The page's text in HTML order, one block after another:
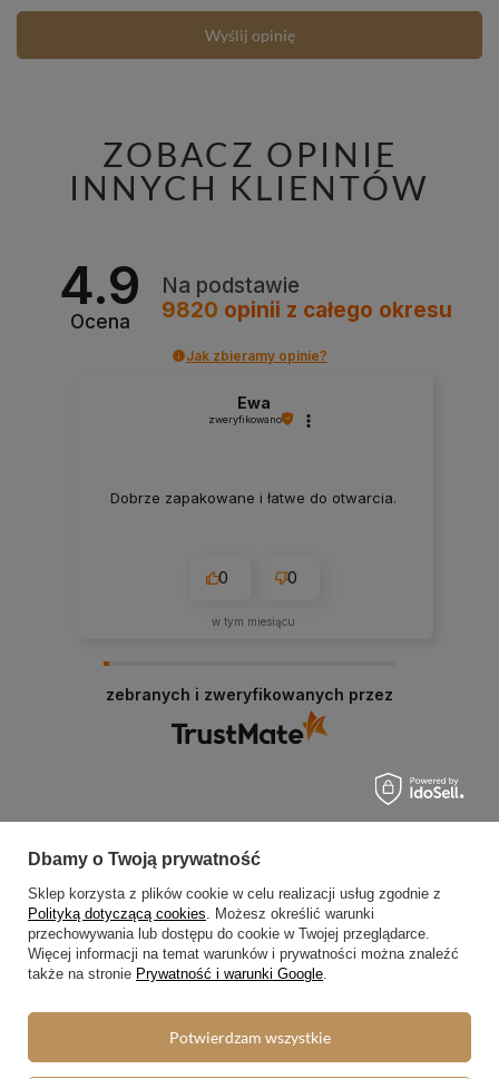
Wyślij opinię
ZOBACZ OPINIE
INNYCH KLIENTÓW
4.9
Ocena
Na podstawie
9820 opinii z całego okresu
Jak zbieramy opinie?
Ewa
zweryfikowano
Dobrze zapakowane i łatwe do otwarcia.
0 0
w tym miesiącu
zebranych i zweryfikowanych przez
Zamówienia
Status zamówienia
Śledzenie przesyłki
Chcę zareklamować produkt
Chcę wymienić towar
Dbamy o Twoją prywatność
Sklep korzysta z plików cookie w celu realizacji usług zgodnie z
Polityką dotyczącą cookies. Możesz określić warunki
przechowywania lub dostępu do cookie w Twojej przeglądarce.
Więcej informacji na temat warunków i prywatności można znaleźć
także na stronie Prywatność i warunki Google.
Potwierdzam wszystkie